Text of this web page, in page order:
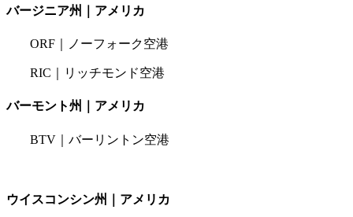
バージニア州｜アメリカ
ORF｜ノーフォーク空港
RIC｜リッチモンド空港
バーモント州｜アメリカ
BTV｜バーリントン空港
ウイスコンシン州｜アメリカ